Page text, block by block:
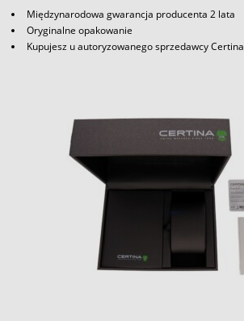
Międzynarodowa gwarancja producenta 2 lata
Oryginalne opakowanie
Kupujesz u autoryzowanego sprzedawcy Certina